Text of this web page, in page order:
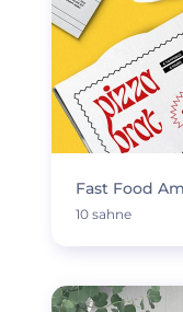
Fast Food
10 sahne